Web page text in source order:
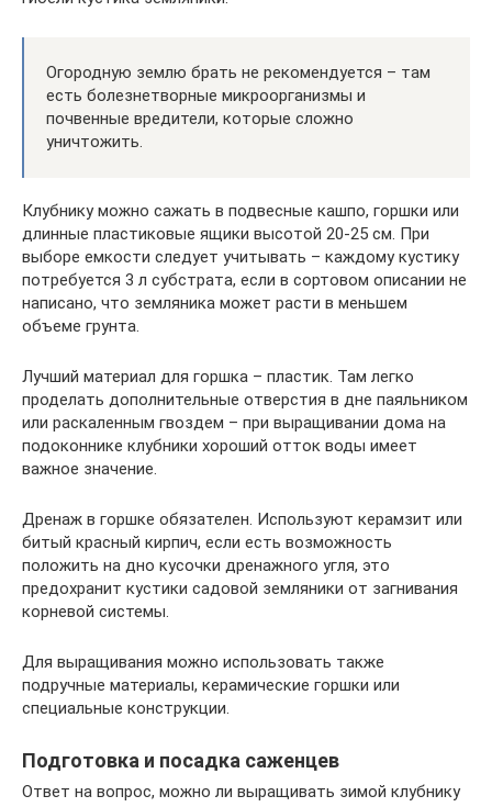
Огородную землю брать не рекомендуется – там
есть болезнетворные микроорганизмы и
почвенные вредители, которые сложно
уничтожить.
Клубнику можно сажать в подвесные кашпо, горшки или
длинные пластиковые ящики высотой 20-25 см. При
выборе емкости следует учитывать – каждому кустику
потребуется 3 л субстрата, если в сортовом описании не
написано, что земляника может расти в меньшем
объеме грунта.
Лучший материал для горшка – пластик. Там легко
проделать дополнительные отверстия в дне паяльником
или раскаленным гвоздем – при выращивании дома на
подоконнике клубники хороший отток воды имеет
важное значение.
Дренаж в горшке обязателен. Используют керамзит или
битый красный кирпич, если есть возможность
положить на дно кусочки дренажного угля, это
предохранит кустики садовой земляники от загнивания
корневой системы.
Для выращивания можно использовать также
подручные материалы, керамические горшки или
специальные конструкции.
Подготовка и посадка саженцев
Ответ на вопрос, можно ли выращивать зимой клубнику